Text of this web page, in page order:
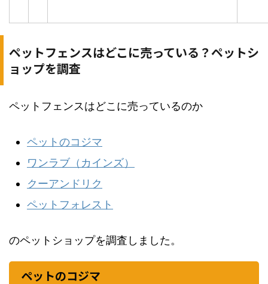
ペットフェンスはどこに売っている？ペットシ
ョップを調査
ペットフェンスはどこに売っているのか
ペットのコジマ
ワンラブ（カインズ）
クーアンドリク
ペットフォレスト
のペットショップを調査しました。
ペットのコジマ